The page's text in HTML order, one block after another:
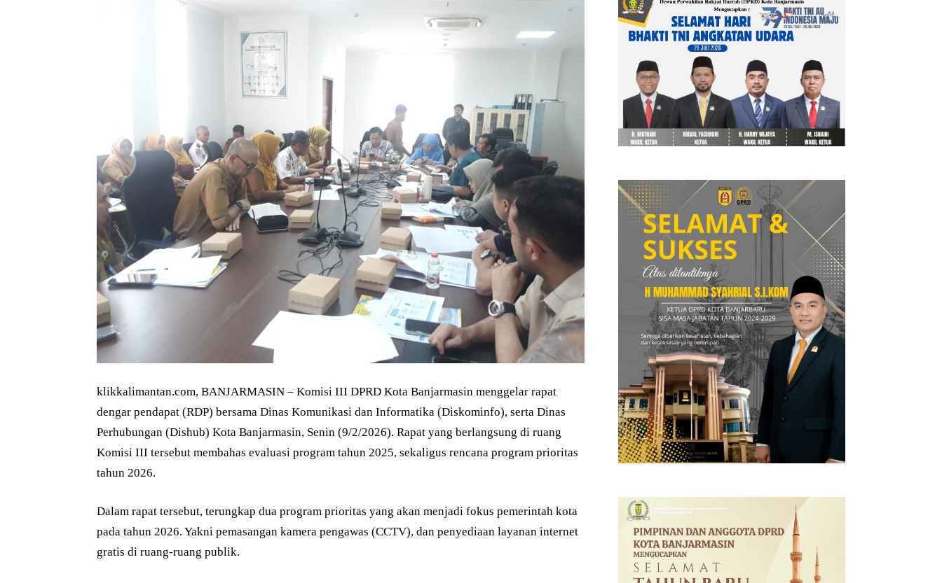
klikkalimantan.com, BANJARMASIN – Komisi III DPRD Kota Banjarmasin menggelar rapat
dengar pendapat (RDP) bersama Dinas Komunikasi dan Informatika (Diskominfo), serta Dinas
Perhubungan (Dishub) Kota Banjarmasin, Senin (9/2/2026). Rapat yang berlangsung di ruang
Komisi III tersebut membahas evaluasi program tahun 2025, sekaligus rencana program prioritas
tahun 2026.
Dalam rapat tersebut, terungkap dua program prioritas yang akan menjadi fokus pemerintah kota
pada tahun 2026. Yakni pemasangan kamera pengawas (CCTV), dan penyediaan layanan internet
gratis di ruang-ruang publik.